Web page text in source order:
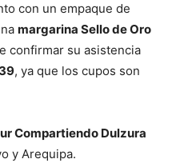
con un empaque de
margarina Sello de Oro
confirmar su asistencia
, ya que los cupos son
Compartiendo Dulzura
y Arequipa.